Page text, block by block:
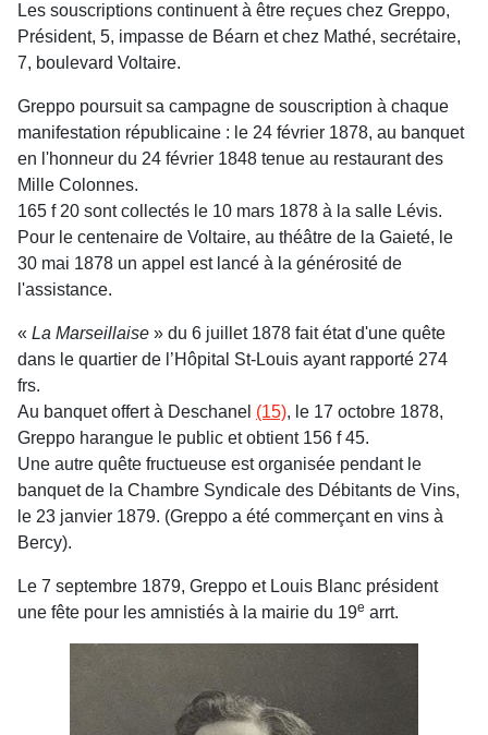
Les souscriptions continuent à être reçues chez Greppo,
Président, 5, impasse de Béarn et chez Mathé, secrétaire,
7, boulevard Voltaire.
Greppo poursuit sa campagne de souscription à chaque
manifestation républicaine : le 24 février 1878, au banquet
en l'honneur du 24 février 1848 tenue au restaurant des
Mille Colonnes.
165 f 20 sont collectés le 10 mars 1878 à la salle Lévis.
Pour le centenaire de Voltaire, au théâtre de la Gaieté, le
30 mai 1878 un appel est lancé à la générosité de
l'assistance.
« La Marseillaise » du 6 juillet 1878 fait état d'une quête
dans le quartier de l’Hôpital St-Louis ayant rapporté 274
frs.
Au banquet offert à Deschanel (15), le 17 octobre 1878,
Greppo harangue le public et obtient 156 f 45.
Une autre quête fructueuse est organisée pendant le
banquet de la Chambre Syndicale des Débitants de Vins,
le 23 janvier 1879. (Greppo a été commerçant en vins à
Bercy).
Le 7 septembre 1879, Greppo et Louis Blanc président
une fête pour les amnistiés à la mairie du 19e arrt.